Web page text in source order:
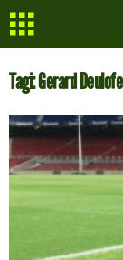
Tagi: Gerard